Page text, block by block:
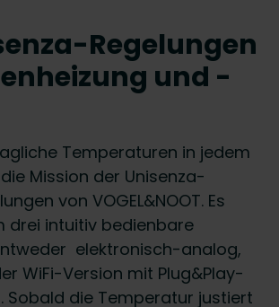
Regelungen
und -
Temperaturen in jedem
Mission der Unisenza-
von VOGEL&NOOT. Es
drei intuitiv bedienbare
elektronisch-analog,
WiFi-Version mit Plug&Play-
Sobald die Temperatur justiert